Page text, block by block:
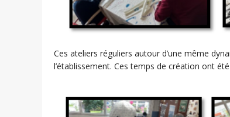
Ces ateliers réguliers autour d’une même
l’établissement. Ces temps de création ont